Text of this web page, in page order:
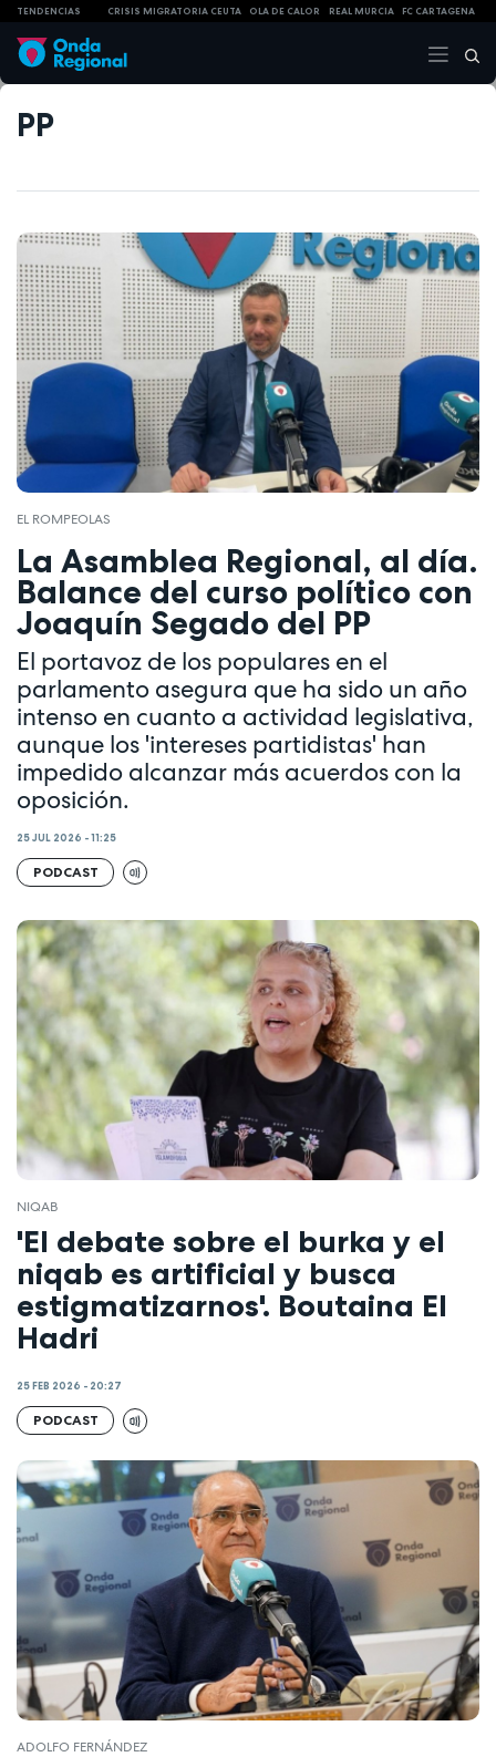
TENDENCIAS CRISIS MIGRATORIA CEUTA OLA DE CALOR REAL MURCIA FC CARTAGENA
PP
EL ROMPEOLAS
La Asamblea Regional, al día.
Balance del curso político con
Joaquín Segado del PP
El portavoz de los populares en el
parlamento asegura que ha sido un año
intenso en cuanto a actividad legislativa,
aunque los 'intereses partidistas' han
impedido alcanzar más acuerdos con la
oposición.
25 JUL 2026 - 11:25
PODCAST
NIQAB
'El debate sobre el burka y el
niqab es artificial y busca
estigmatizarnos'. Boutaina El
Hadri
25 FEB 2026 - 20:27
PODCAST
ADOLFO FERNÁNDEZ